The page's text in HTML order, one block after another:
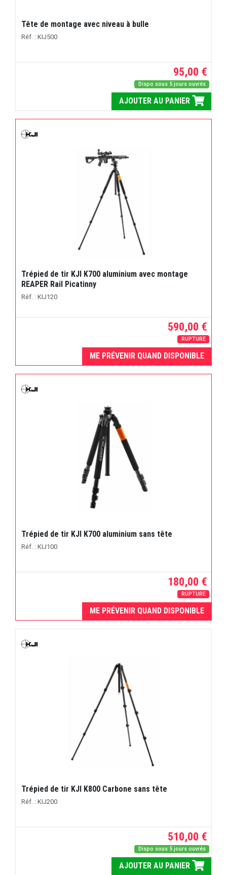
Tête de montage avec niveau à bulle
Réf. : KIJ500
95,00 €
Dispo sous 5 jours ouvrés
AJOUTER AU PANIER
Trépied de tir KJI K700 aluminium avec montage
REAPER Rail Picatinny
Réf. : KIJ120
590,00 €
RUPTURE
ME PRÉVENIR QUAND DISPONIBLE
Trépied de tir KJI K700 aluminium sans tête
Réf. : KIJ100
180,00 €
RUPTURE
ME PRÉVENIR QUAND DISPONIBLE
Trépied de tir KJI K800 Carbone sans tête
Réf. : KIJ200
510,00 €
Dispo sous 5 jours ouvrés
AJOUTER AU PANIER